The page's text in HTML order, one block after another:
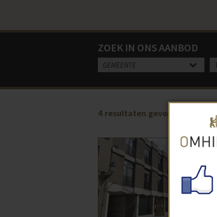
ZOEK IN ONS AANBOD
GEMEENTE
4 resultaten gevonden